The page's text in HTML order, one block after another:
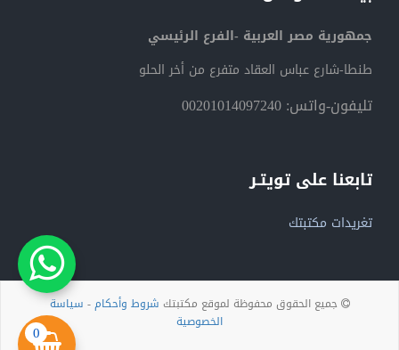
0
جمهورية مصر العربية -الفرع الرئيسي
طنطا-شارع عباس العقاد متفرع من أخر الحلو
تليفون-واتس: 00201014097240
تابعنا على تويتـر
تغريدات مكتبتك
جميع الحقوق محفوظة لموقع مكتبتك شروط وأحكام- سياسة
الخصوصية